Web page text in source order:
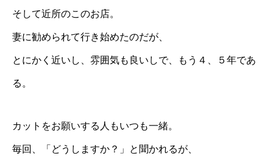
そして近所のこのお店。
妻に勧められて行き始めたのだが、
とにかく近いし、雰囲気も良いしで、もう４、５年であ
る。
カットをお願いする人もいつも一緒。
毎回、「どうしますか？」と聞かれるが、